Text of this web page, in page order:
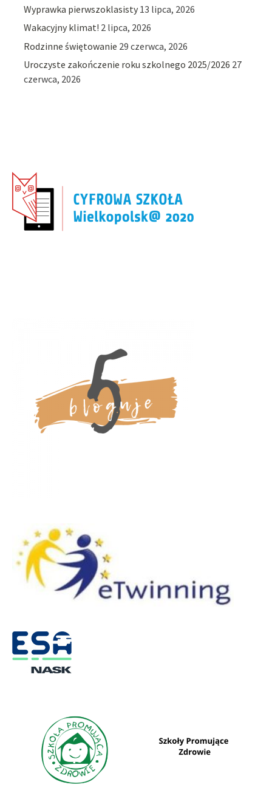
Wyprawka pierwszoklasisty 13 lipca, 2026
Wakacyjny klimat! 2 lipca, 2026
Rodzinne świętowanie 29 czerwca, 2026
Uroczyste zakończenie roku szkolnego 2025/2026 27
czerwca, 2026